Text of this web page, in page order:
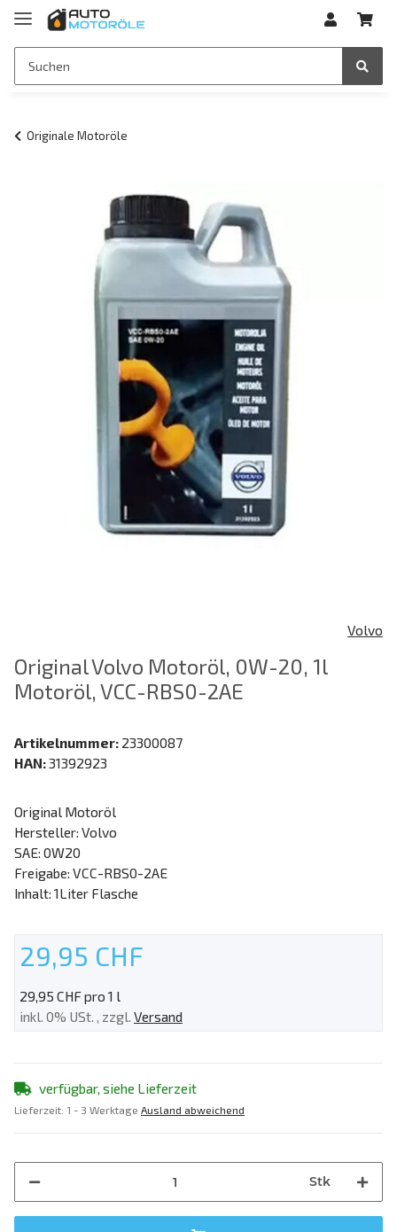
Originale Motoröle
Volvo
Original Volvo Motoröl, 0W-20, 1l
Motoröl, VCC-RBS0-2AE
Artikelnummer: 23300087
HAN:31392923
Original Motoröl
Hersteller: Volvo
SAE: 0W20
Freigabe: VCC-RBS0-2AE
Inhalt: 1Liter Flasche
29,95 CHF
29,95 CHF pro 1 l
inkl. 0% USt. , zzgl. Versand
verfügbar, siehe Lieferzeit
Lieferzeit: 1 - 3 Werktage Ausland abweichend
Stk